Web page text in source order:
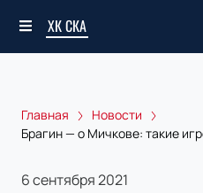
ХК СКА
Главная
Новости
Брагин — о Мичкове: такие
6 сентября 2021